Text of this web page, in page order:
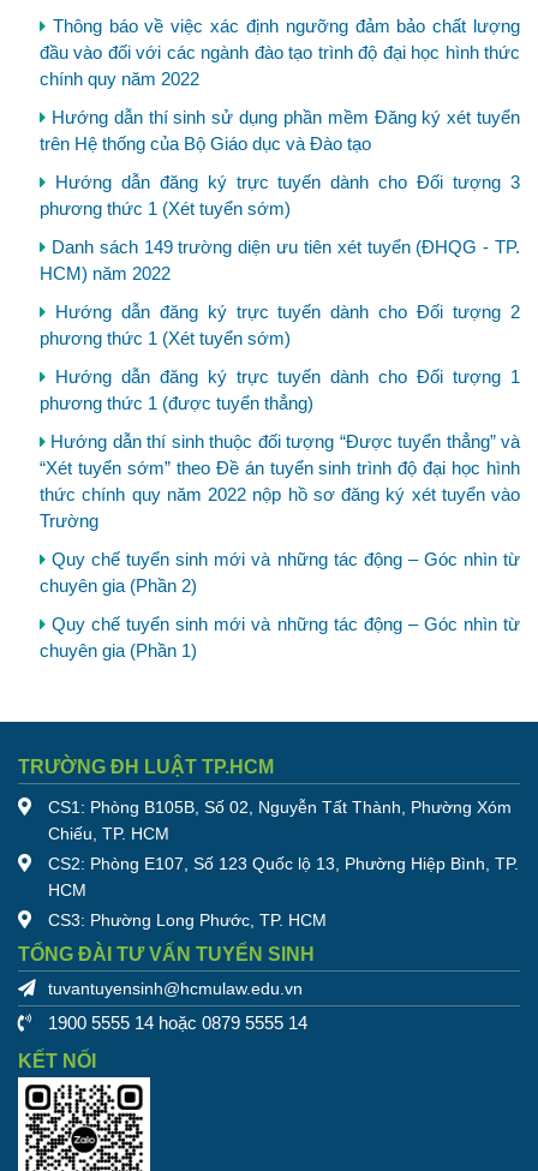
Thông báo về việc xác định ngưỡng đảm bảo chất lượng
đầu vào đối với các ngành đào tạo trình độ đại học hình thức
chính quy năm 2022
Hướng dẫn thí sinh sử dụng phần mềm Đăng ký xét tuyển
trên Hệ thống của Bộ Giáo dục và Đào tạo
Hướng dẫn đăng ký trực tuyến dành cho Đối tượng 3
phương thức 1 (Xét tuyển sớm)
Danh sách 149 trường diện ưu tiên xét tuyển (ĐHQG - TP.
HCM) năm 2022
Hướng dẫn đăng ký trực tuyến dành cho Đối tượng 2
phương thức 1 (Xét tuyển sớm)
Hướng dẫn đăng ký trực tuyến dành cho Đối tượng 1
phương thức 1 (được tuyển thẳng)
Hướng dẫn thí sinh thuộc đối tượng “Được tuyển thẳng” và
“Xét tuyển sớm” theo Đề án tuyển sinh trình độ đại học hình
thức chính quy năm 2022 nộp hồ sơ đăng ký xét tuyển vào
Trường
Quy chế tuyển sinh mới và những tác động – Góc nhìn từ
chuyên gia (Phần 2)
Quy chế tuyển sinh mới và những tác động – Góc nhìn từ
chuyên gia (Phần 1)
TRƯỜNG ĐH LUẬT TP.HCM
CS1: Phòng B105B, Số 02, Nguyễn Tất Thành, Phường Xóm
Chiếu, TP. HCM
CS2: Phòng E107, Số 123 Quốc lộ 13, Phường Hiệp Bình, TP.
HCM
CS3: Phường Long Phước, TP. HCM
TỔNG ĐÀI TƯ VẤN TUYỂN SINH
tuvantuyensinh@hcmulaw.edu.vn
1900 5555 14 hoặc 0879 5555 14
KẾT NỐI